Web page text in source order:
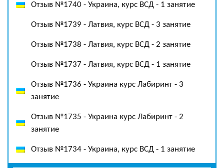
Отзыв №1740 - Украина, курс ВСД - 1 занятие
Отзыв №1739 - Латвия, курс ВСД - 3 занятие
Отзыв №1738 - Латвия, курс ВСД - 2 занятие
Отзыв №1737 - Латвия, курс ВСД - 1 занятие
Отзыв №1736 - Украина курс Лабиринт - 3
занятие
Отзыв №1735 - Украина курс Лабиринт - 2
занятие
Отзыв №1734 - Украина, курс ВСД - 1 занятие